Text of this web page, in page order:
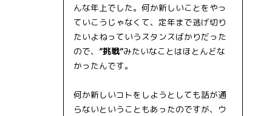
んな年上でした。何か新しいことをやっ
ていこうじゃなくて、定年まで逃げ切り
たいよねっていうスタンスばかりだった
ので、 ”挑戦”みたいなことはほとんどな
かったんです。
何か新しいコトをしようとしても話が通
らないということもあったのですが、ウ